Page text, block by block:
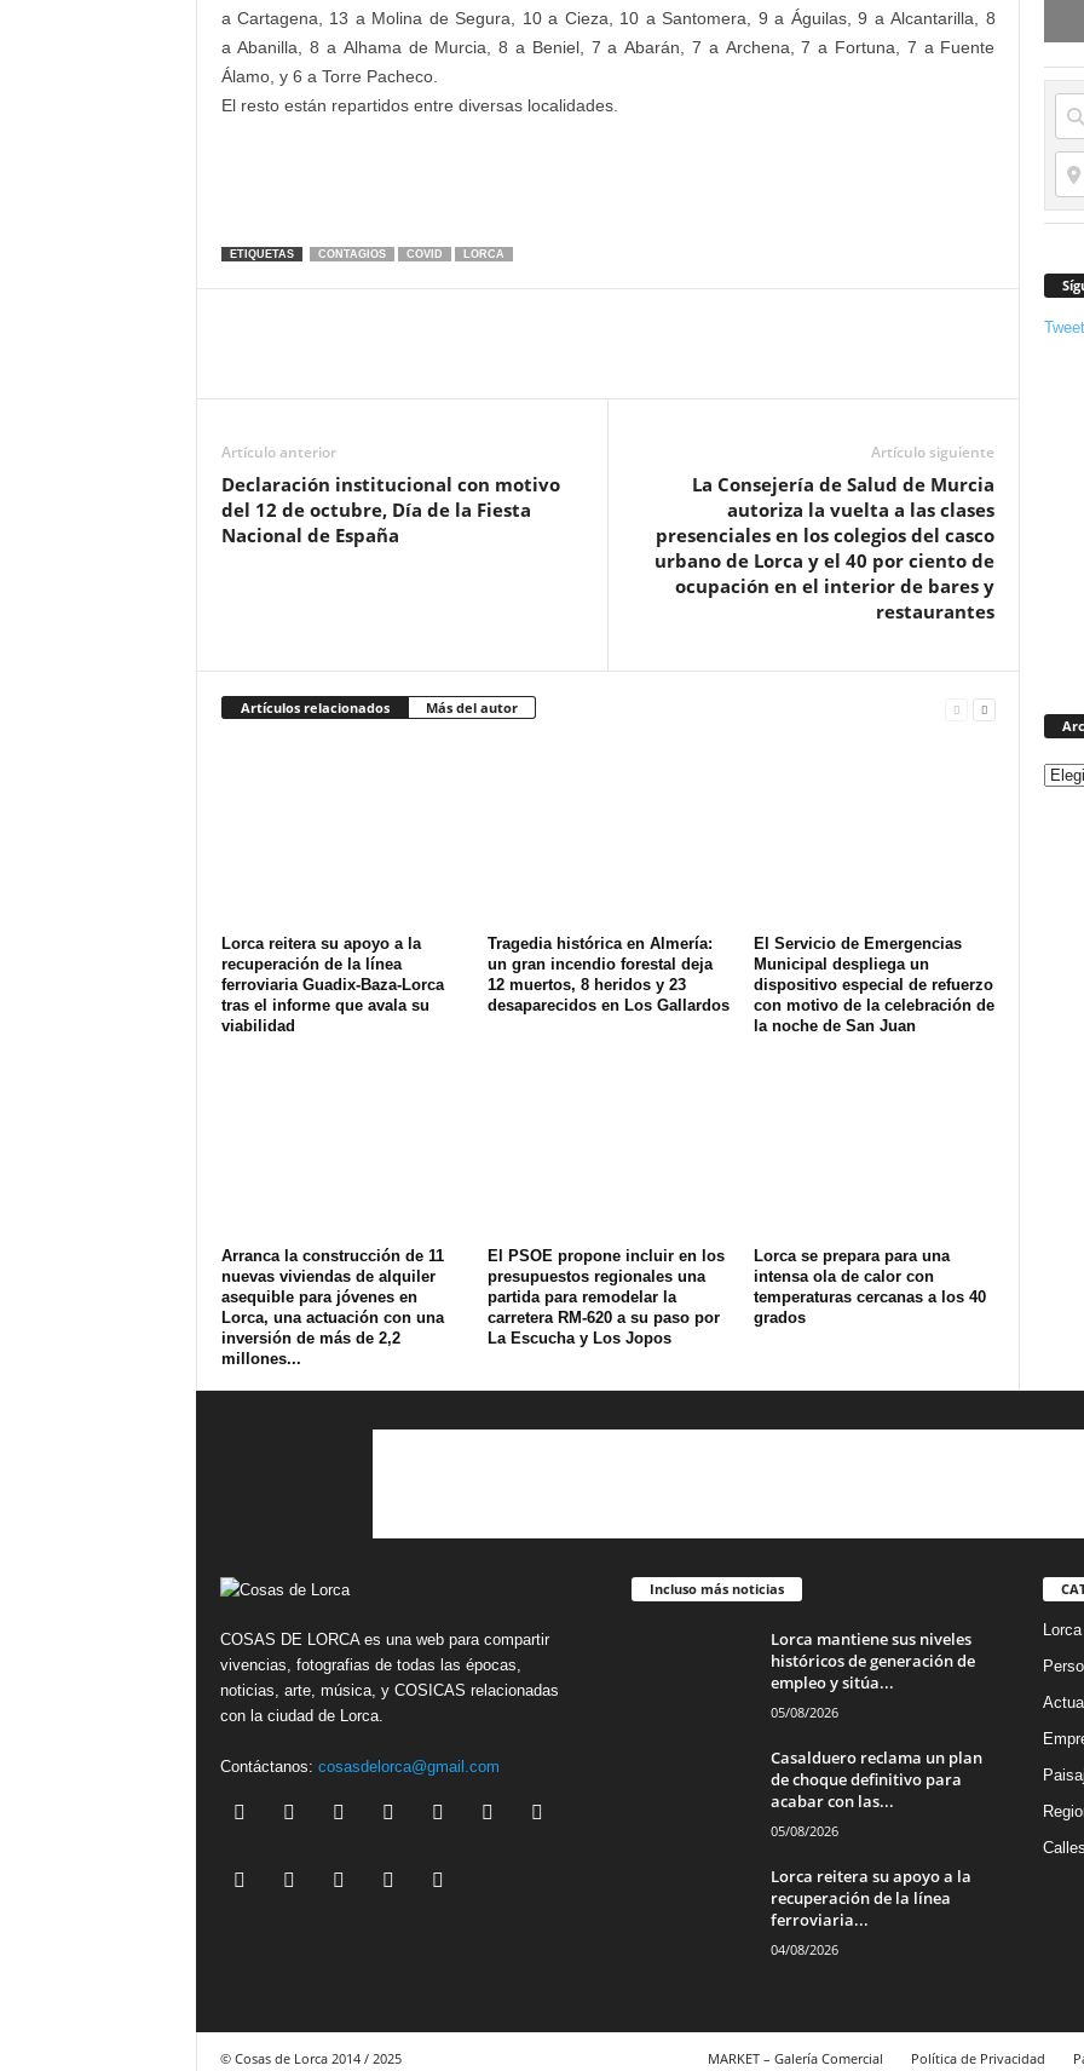
a Cartagena, 13 a Molina de Segura, 10 a Cieza, 10 a Santomera, 9 a Águilas, 9 a Alcantarilla, 8
a Abanilla, 8 a Alhama de Murcia, 8 a Beniel, 7 a Abarán, 7 a Archena, 7 a Fortuna, 7 a Fuente
Álamo, y 6 a Torre Pacheco.
El resto están repartidos entre diversas localidades.
ETIQUETAS CONTAGIOS COVID LORCA
Artículo anterior
Declaración institucional con motivo
del 12 de octubre, Día de la Fiesta
Nacional de España
Artículo siguiente
La Consejería de Salud de Murcia
autoriza la vuelta a las clases
presenciales en los colegios del casco
urbano de Lorca y el 40 por ciento de
ocupación en el interior de bares y
restaurantes
Artículos relacionados Más del autor
Lorca reitera su apoyo a la
recuperación de la línea
ferroviaria Guadix-Baza-Lorca
tras el informe que avala su
viabilidad
Tragedia histórica en Almería:
un gran incendio forestal deja
12 muertos, 8 heridos y 23
desaparecidos en Los Gallardos
El Servicio de Emergencias
Municipal despliega un
dispositivo especial de refuerzo
con motivo de la celebración de
la noche de San Juan
Arranca la construcción de 11
nuevas viviendas de alquiler
asequible para jóvenes en
Lorca, una actuación con una
inversión de más de 2,2
millones...
El PSOE propone incluir en los
presupuestos regionales una
partida para remodelar la
carretera RM-620 a su paso por
La Escucha y Los Jopos
Lorca se prepara para una
intensa ola de calor con
temperaturas cercanas a los 40
grados
COSAS DE LORCA es una web para compartir
vivencias, fotografias de todas las épocas,
noticias, arte, música, y COSICAS relacionadas
con la ciudad de Lorca.
Contáctanos: cosasdelorca@gmail.com
Incluso más noticias
Lorca mantiene sus niveles
históricos de generación de
empleo y sitúa...
05/08/2026
Casalduero reclama un plan
de choque definitivo para
acabar con las...
05/08/2026
Lorca reitera su apoyo a la
recuperación de la línea
ferroviaria...
04/08/2026
Lorca
MARKET – Galería Comercial Política de Privacidad
© Cosas de Lorca 2014 / 2025